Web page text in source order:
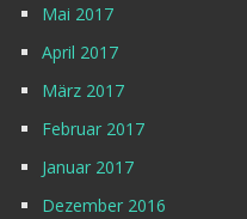
Mai 2017
April 2017
März 2017
Februar 2017
Januar 2017
Dezember 2016